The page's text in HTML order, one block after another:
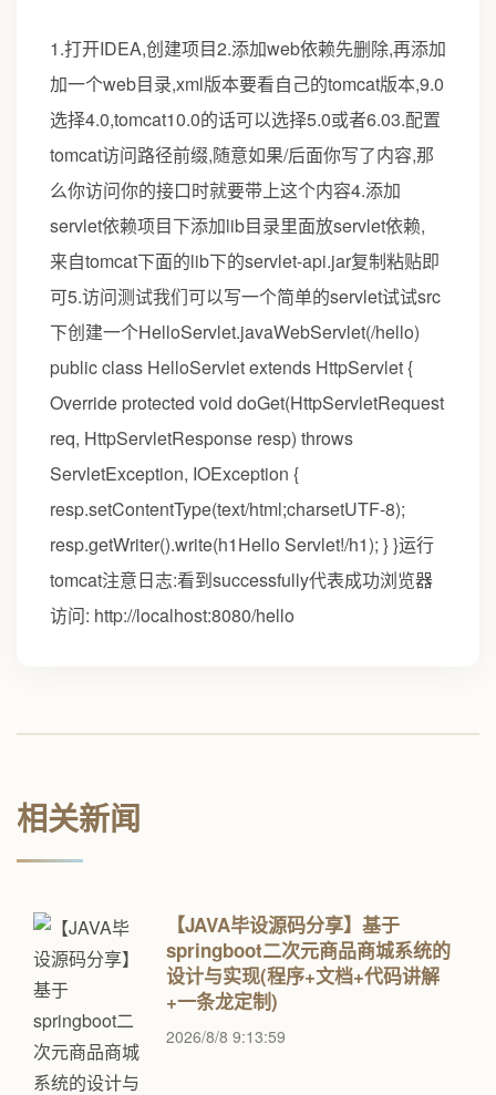
1.打开IDEA,创建项目2.添加web依赖先删除,再添加
加一个web目录,xml版本要看自己的tomcat版本,9.0
选择4.0,tomcat10.0的话可以选择5.0或者6.03.配置
tomcat访问路径前缀,随意如果/后面你写了内容,那
么你访问你的接口时就要带上这个内容4.添加
servlet依赖项目下添加lib目录里面放servlet依赖,
来自tomcat下面的lib下的servlet-api.jar复制粘贴即
可5.访问测试我们可以写一个简单的servlet试试src
下创建一个HelloServlet.javaWebServlet(/hello)
public class HelloServlet extends HttpServlet {
Override protected void doGet(HttpServletRequest
req, HttpServletResponse resp) throws
ServletException, IOException {
resp.setContentType(text/html;charsetUTF-8);
resp.getWriter().write(h1Hello Servlet!/h1); } }运行
tomcat注意日志:看到successfully代表成功浏览器
访问: http://localhost:8080/hello
相关新闻
【JAVA毕设源码分享】基于
springboot二次元商品商城系统的
设计与实现(程序+文档+代码讲解
+一条龙定制)
2026/8/8 9:13:59